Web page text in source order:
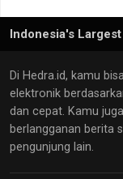
Indonesia's
Di Hedra.id, kamu
elektronik
dan cepat. Kamu
berlangganan berita
pengunjung lain.